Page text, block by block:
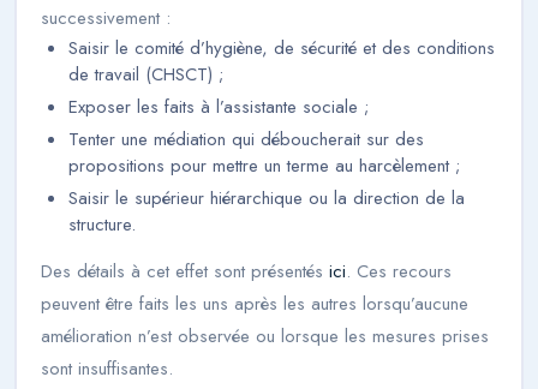
successivement :
Saisir le comité d’hygiène, de sécurité et des conditions
de travail (CHSCT) ;
Exposer les faits à l’assistante sociale ;
Tenter une médiation qui déboucherait sur des
propositions pour mettre un terme au harcèlement ;
Saisir le supérieur hiérarchique ou la direction de la
structure.
Des détails à cet effet sont présentés ici. Ces recours
peuvent être faits les uns après les autres lorsqu’aucune
amélioration n’est observée ou lorsque les mesures prises
sont insuffisantes.